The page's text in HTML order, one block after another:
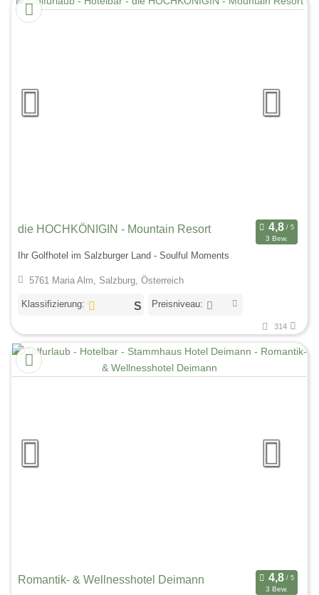
die HOCHKÖNIGIN - Mountain Resort
3 Bew.
Ihr Golfhotel im Salzburger Land - Soulful Moments
5761 Maria Alm, Salzburg, Österreich
Klassifizierung: Preisniveau:
314
Romantik- & Wellnesshotel Deimann
3 Bew.